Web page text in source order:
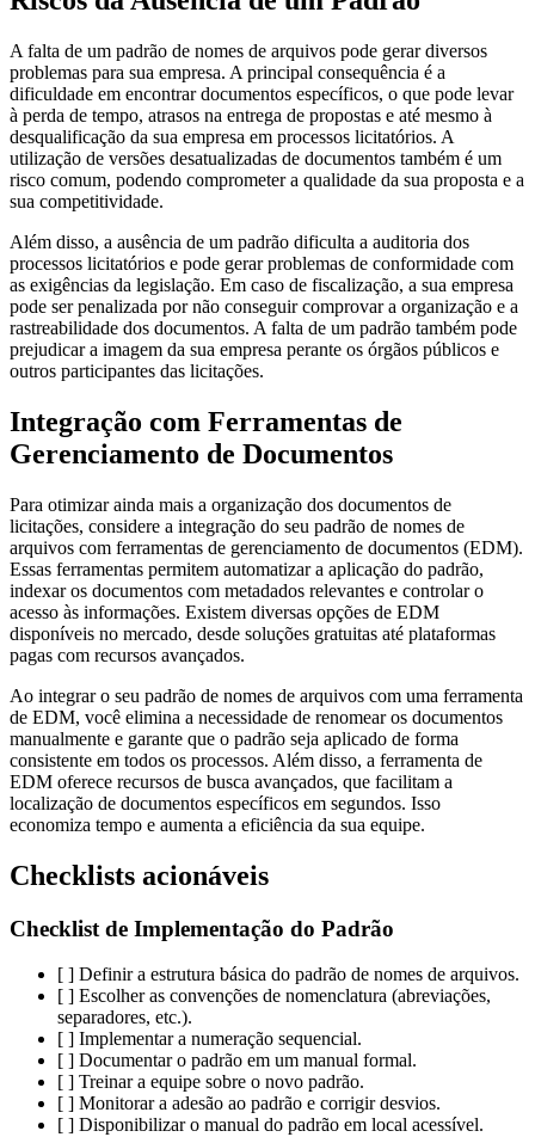
A falta de um padrão de nomes de arquivos pode gerar diversos
problemas para sua empresa. A principal consequência é a
dificuldade em encontrar documentos específicos, o que pode levar
à perda de tempo, atrasos na entrega de propostas e até mesmo à
desqualificação da sua empresa em processos licitatórios. A
utilização de versões desatualizadas de documentos também é um
risco comum, podendo comprometer a qualidade da sua proposta e a
sua competitividade.
Além disso, a ausência de um padrão dificulta a auditoria dos
processos licitatórios e pode gerar problemas de conformidade com
as exigências da legislação. Em caso de fiscalização, a sua empresa
pode ser penalizada por não conseguir comprovar a organização e a
rastreabilidade dos documentos. A falta de um padrão também pode
prejudicar a imagem da sua empresa perante os órgãos públicos e
outros participantes das licitações.
Integração com Ferramentas de
Gerenciamento de Documentos
Para otimizar ainda mais a organização dos documentos de
licitações, considere a integração do seu padrão de nomes de
arquivos com ferramentas de gerenciamento de documentos (EDM).
Essas ferramentas permitem automatizar a aplicação do padrão,
indexar os documentos com metadados relevantes e controlar o
acesso às informações. Existem diversas opções de EDM
disponíveis no mercado, desde soluções gratuitas até plataformas
pagas com recursos avançados.
Ao integrar o seu padrão de nomes de arquivos com uma ferramenta
de EDM, você elimina a necessidade de renomear os documentos
manualmente e garante que o padrão seja aplicado de forma
consistente em todos os processos. Além disso, a ferramenta de
EDM oferece recursos de busca avançados, que facilitam a
localização de documentos específicos em segundos. Isso
economiza tempo e aumenta a eficiência da sua equipe.
Checklists acionáveis
Checklist de Implementação do Padrão
[ ] Definir a estrutura básica do padrão de nomes de arquivos.
[ ] Escolher as convenções de nomenclatura (abreviações,
separadores, etc.).
[ ] Implementar a numeração sequencial.
[ ] Documentar o padrão em um manual formal.
[ ] Treinar a equipe sobre o novo padrão.
[ ] Monitorar a adesão ao padrão e corrigir desvios.
[ ] Disponibilizar o manual do padrão em local acessível.